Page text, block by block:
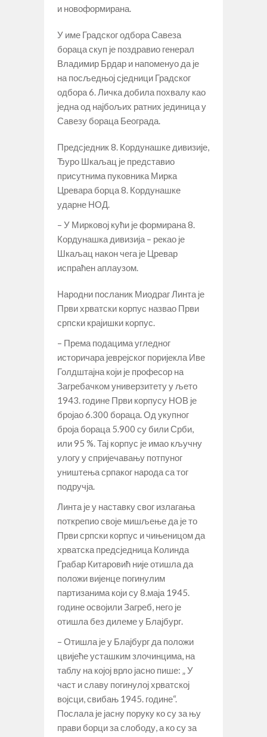
и новоформирана.
У име Градског одбора Савеза
бораца скуп је поздравио генерал
Владимир Брдар и напоменуо да је
на посљедњој сједници Градског
одбора 6. Личка добила похвалу као
једна од најбољих ратних јединица у
Савезу бораца Београда.
Предсједник 8. Кордунашке дивизије,
Ђуро Шкаљац је представио
присутнима пуковника Мирка
Цревара борца 8. Кордунашке
ударне НОД.
– У Мирковој кући је формирана 8.
Кордунашка дивизија – рекао је
Шкаљац након чега је Цревар
испраћен аплаузом.
Народни посланик Миодраг Линта је
Први хрватски корпус назвао Први
српски крајишки корпус.
– Према подацима угледног
историчара јеврејског поријекла Иве
Голдштајна који је професор на
Загребачком универзитету у љето
1943. године Први корпусу НОВ је
бројао 6.300 бораца. Од укупног
броја бораца 5.900 су били Срби,
или 95 %. Тај корпус је имао кључну
улогу у спријечавању потпуног
уништења српаког народа са тог
подручја.
Линта је у наставку свог излагања
поткрепио своје мишљење да је то
Први српски корпус и чињеницом да
хрватска предсједница Колинда
Грабар Китаровић није отишла да
положи вијенце погинулим
партизанима који су 8.маја 1945.
године освојили Загреб, него је
отишла без дилеме у Блајбург.
– Отишла је у Блајбург да положи
цвијеће усташким злочинцима, на
таблу на којој врло јасно пише: „ У
част и славу погинулој хрватској
војсци, свибањ 1945. године“.
Послала је јасну поруку ко су за њу
прави борци за слободу, а ко су за